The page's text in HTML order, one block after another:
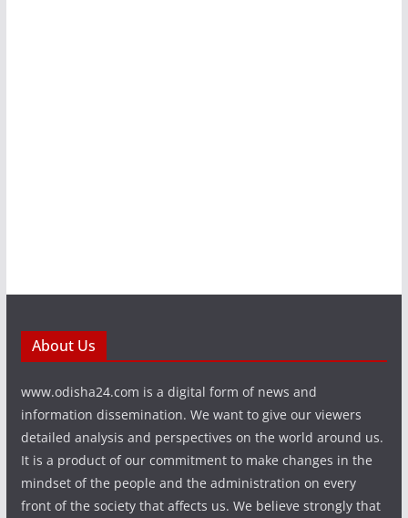
About Us
www.odisha24.com is a digital form of news and
information dissemination. We want to give our viewers
detailed analysis and perspectives on the world around us.
It is a product of our commitment to make changes in the
mindset of the people and the administration on every
front of the society that affects us. We believe strongly that